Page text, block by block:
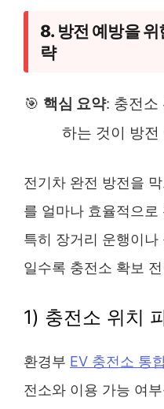
8. 방전 예방을
략
🎯 핵심 요약: 충전소
하는 것이 방
전기차 완전 방전을
를 얼마나 효율적으
특히 장거리 운행이
일수록 충전소 확보
1) 충전소 위치
환경부 EV 충전소 통
전소와 이용 가능 여